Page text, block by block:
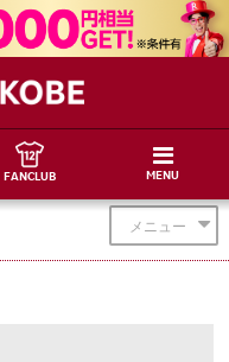
FANCLUB MENU
メニュー